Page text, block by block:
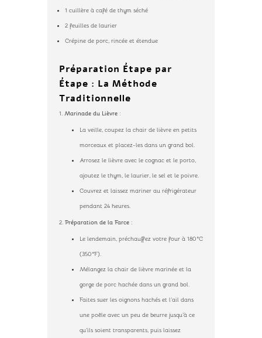
1 cuillère à café de thym séché
2 feuilles de laurier
Crépine de porc, rincée et étendue
Préparation Étape par
Étape : La Méthode
Traditionnelle
Marinade du Lièvre:
La veille, coupez la chair de lièvre en petits
morceaux et placez-les dans un grand bol.
Arrosez le lièvre avec le cognac et le porto,
ajoutez le thym, le laurier, le sel et le poivre.
Couvrez et laissez mariner au réfrigérateur
pendant 24 heures.
Préparation de la Farce:
Le lendemain, préchauffez votre four à 180°C
(350°F).
Mélangez la chair de lièvre marinée et la
gorge de porc hachée dans un grand bol.
Faites suer les oignons hachés et l’ail dans
une poêle avec un peu de beurre jusqu’à ce
qu’ils soient transparents, puis laissez